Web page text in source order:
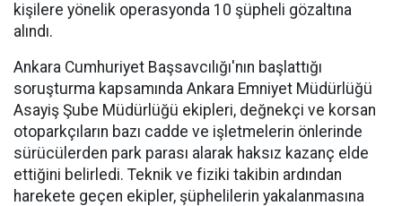
kişilere yönelik operasyonda 10 şüpheli gözaltına
alındı.
Ankara Cumhuriyet Başsavcılığı'nın başlattığı
soruşturma kapsamında Ankara Emniyet Müdürlüğü
Asayiş Şube Müdürlüğü ekipleri, değnekçi ve korsan
otoparkçıların bazı cadde ve işletmelerin önlerinde
sürücülerden park parası alarak haksız kazanç elde
ettiğini belirledi. Teknik ve fiziki takibin ardından
harekete geçen ekipler, şüphelilerin yakalanmasına